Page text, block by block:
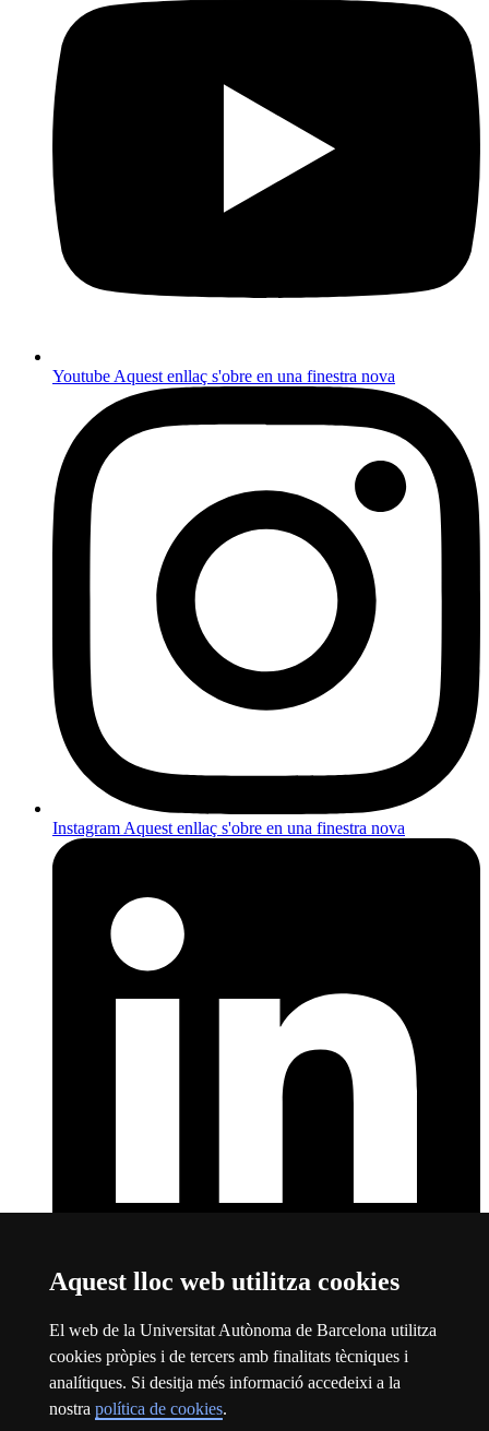
Aquest lloc web utilitza cookies
El web de la Universitat Autònoma de Barcelona utilitza
cookies pròpies i de tercers amb finalitats tècniques i
analítiques. Si desitja més informació accedeixi a la
nostra política de cookies.
YoutubeAquest enllaç s'obre en una finestra nova
InstagramAquest enllaç s'obre en una finestra nova
LinkedInAquest enllaç s'obre en una finestra nova
Sobre el web
Universitat Autònoma de Barcelona
Avís legalAquest enllaç s'obre en una finestra nova
Protecció de dadesAquest enllaç s'obre en una finestra nova